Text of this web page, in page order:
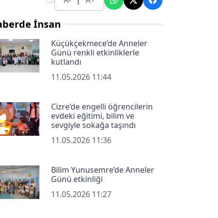
İnsan
Küçükçekmece’de Anneler
Günü renkli etkinliklerle
kutlandı
11.05.2026 11:44
Cizre’de engelli öğrencilerin
evdeki eğitimi, bilim ve
sevgiyle sokağa taşındı
11.05.2026 11:36
Bilim Yunusemre’de Anneler
Günü etkinliği
11.05.2026 11:27